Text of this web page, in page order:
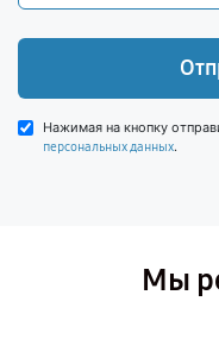
Нажимая на кнопку
персональных данных.
Мы